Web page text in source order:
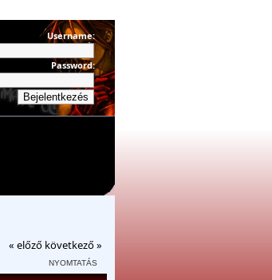
Username:
Password:
« előző következő »
NYOMTATÁS